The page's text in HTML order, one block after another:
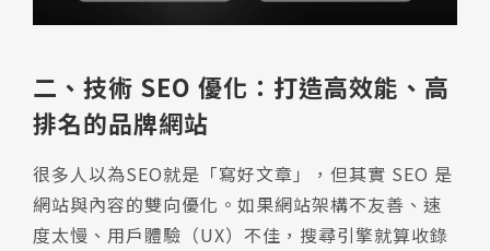
二、技術 SEO 優化：打造高效能、高
排名的品牌網站
很多人以為SEO就是「寫好文章」，但其實 SEO 是
網站與內容的雙向優化。如果網站架構不友善、速
度太慢、用戶體驗（UX）不佳，搜尋引擎就算收錄